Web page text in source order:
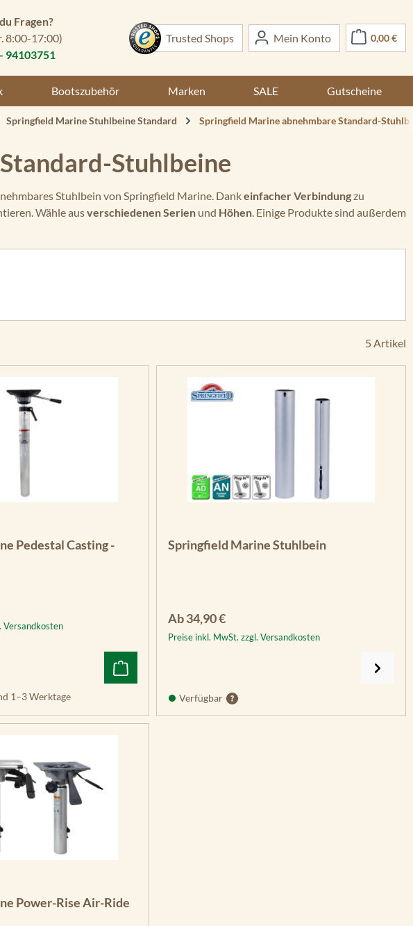
Fragen?
8:00-17:00)
94103751
Trusted Shops Mein Konto 0,00 €
Bootszubehör Marken SALE Gutscheine
Springfield Marine Stuhlbeine Standard Springfield Marine abnehmbare Standard-
Stuhlbeine
Stuhlbein von Springfield Marine. Dankeinfacher Verbindungzu
Wähle ausverschiedenen Serien und Höhen. Einige Produkte sind außerdem
5 Artikel
Pedestal Casting -
Versandkosten
1–3 Werktage
Springfield Marine Stuhlbein
Regulärer Preis:
Ab34,90 €
Preise inkl. MwSt. zzgl. Versandkosten
Verfügbar
Power-Rise Air-Ride